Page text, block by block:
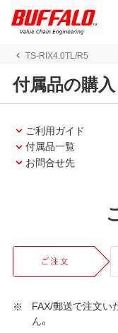
TS-RIX4.0TL/R5
付属品の購入
ご利用ガイド
付属品一覧
お問合せ先
FAX/郵送で注文い
ん。